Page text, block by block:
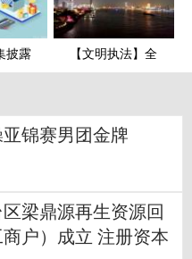
披露 【文明执法】全
锦赛男团金牌
梁鼎源再生资源回
户）成立 注册资本